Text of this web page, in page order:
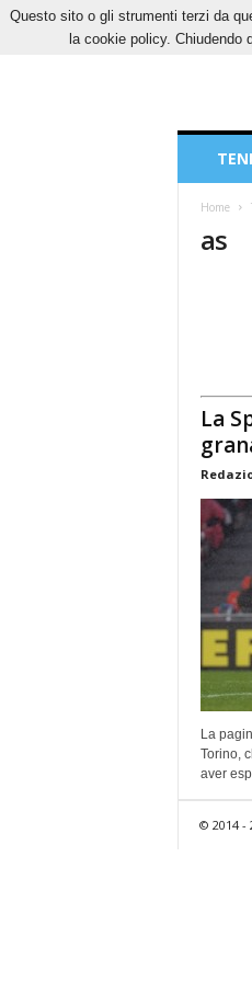
GIOVEDÌ, 6
Sport
Home
as
La
La
Torino,
aver
© 2014 -
Questo sito o gli strumenti terzi da
la cookie policy.